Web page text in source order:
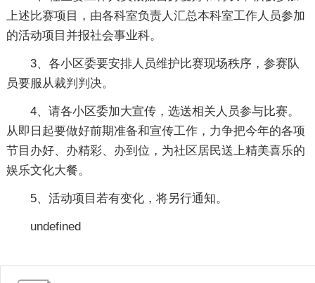
上述比赛项目，由各科室负责人汇总本科室工作人员参加
的活动项目并报社会事业科。
3、各小区委要安排人员维护比赛现场秩序，参赛队
员要服从裁判判决。
4、请各小区委加大宣传，选送相关人员参与比赛。
从即日起要做好前期准备和宣传工作，力争把今年的各项
节目办好、办精彩、办到位，为社区居民送上精美喜乐的
娱乐文化大餐。
5、活动项目若有变化，将另行通知。
undefined